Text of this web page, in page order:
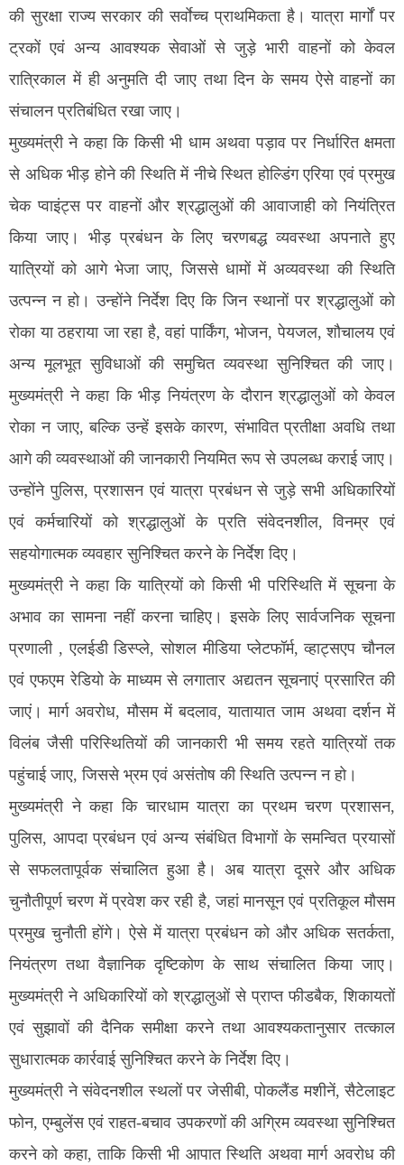
की सुरक्षा राज्य सरकार की सर्वाेच्च प्राथमिकता है। यात्रा मार्गों पर
ट्रकों एवं अन्य आवश्यक सेवाओं से जुड़े भारी वाहनों को केवल
रात्रिकाल में ही अनुमति दी जाए तथा दिन के समय ऐसे वाहनों का
संचालन प्रतिबंधित रखा जाए।
मुख्यमंत्री ने कहा कि किसी भी धाम अथवा पड़ाव पर निर्धारित क्षमता
से अधिक भीड़ होने की स्थिति में नीचे स्थित होल्डिंग एरिया एवं प्रमुख
चेक प्वाइंट्स पर वाहनों और श्रद्धालुओं की आवाजाही को नियंत्रित
किया जाए। भीड़ प्रबंधन के लिए चरणबद्ध व्यवस्था अपनाते हुए
यात्रियों को आगे भेजा जाए, जिससे धामों में अव्यवस्था की स्थिति
उत्पन्न न हो। उन्होंने निर्देश दिए कि जिन स्थानों पर श्रद्धालुओं को
रोका या ठहराया जा रहा है, वहां पार्किंग, भोजन, पेयजल, शौचालय एवं
अन्य मूलभूत सुविधाओं की समुचित व्यवस्था सुनिश्चित की जाए।
मुख्यमंत्री ने कहा कि भीड़ नियंत्रण के दौरान श्रद्धालुओं को केवल
रोका न जाए, बल्कि उन्हें इसके कारण, संभावित प्रतीक्षा अवधि तथा
आगे की व्यवस्थाओं की जानकारी नियमित रूप से उपलब्ध कराई जाए।
उन्होंने पुलिस, प्रशासन एवं यात्रा प्रबंधन से जुड़े सभी अधिकारियों
एवं कर्मचारियों को श्रद्धालुओं के प्रति संवेदनशील, विनम्र एवं
सहयोगात्मक व्यवहार सुनिश्चित करने के निर्देश दिए।
मुख्यमंत्री ने कहा कि यात्रियों को किसी भी परिस्थिति में सूचना के
अभाव का सामना नहीं करना चाहिए। इसके लिए सार्वजनिक सूचना
प्रणाली , एलईडी डिस्प्ले, सोशल मीडिया प्लेटफॉर्म, व्हाट्सएप चौनल
एवं एफएम रेडियो के माध्यम से लगातार अद्यतन सूचनाएं प्रसारित की
जाएं। मार्ग अवरोध, मौसम में बदलाव, यातायात जाम अथवा दर्शन में
विलंब जैसी परिस्थितियों की जानकारी भी समय रहते यात्रियों तक
पहुंचाई जाए, जिससे भ्रम एवं असंतोष की स्थिति उत्पन्न न हो।
मुख्यमंत्री ने कहा कि चारधाम यात्रा का प्रथम चरण प्रशासन,
पुलिस, आपदा प्रबंधन एवं अन्य संबंधित विभागों के समन्वित प्रयासों
से सफलतापूर्वक संचालित हुआ है। अब यात्रा दूसरे और अधिक
चुनौतीपूर्ण चरण में प्रवेश कर रही है, जहां मानसून एवं प्रतिकूल मौसम
प्रमुख चुनौती होंगे। ऐसे में यात्रा प्रबंधन को और अधिक सतर्कता,
नियंत्रण तथा वैज्ञानिक दृष्टिकोण के साथ संचालित किया जाए।
मुख्यमंत्री ने अधिकारियों को श्रद्धालुओं से प्राप्त फीडबैक, शिकायतों
एवं सुझावों की दैनिक समीक्षा करने तथा आवश्यकतानुसार तत्काल
सुधारात्मक कार्रवाई सुनिश्चित करने के निर्देश दिए।
मुख्यमंत्री ने संवेदनशील स्थलों पर जेसीबी, पोकलैंड मशीनें, सैटेलाइट
फोन, एम्बुलेंस एवं राहत-बचाव उपकरणों की अग्रिम व्यवस्था सुनिश्चित
करने को कहा, ताकि किसी भी आपात स्थिति अथवा मार्ग अवरोध की